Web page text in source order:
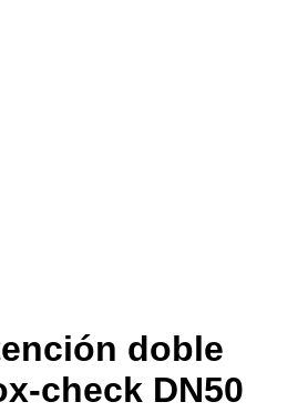
doble
check DN50